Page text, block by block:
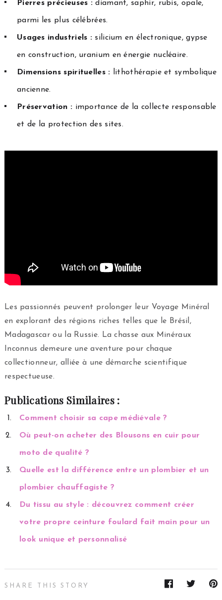
Pierres précieuses : diamant, saphir, rubis, opale,
parmi les plus célébrées.
Usages industriels : silicium en électronique, gypse
en construction, uranium en énergie nucléaire.
Dimensions spirituelles : lithothérapie et symbolique
ancienne.
Préservation : importance de la collecte responsable
et de la protection des sites.
Les passionnés peuvent prolonger leur Voyage Minéral
en explorant des régions riches telles que le Brésil,
Madagascar ou la Russie. La chasse aux Minéraux
Inconnus demeure une aventure pour chaque
collectionneur, alliée à une démarche scientifique
respectueuse.
Publications Similaires :
Comment choisir sa cape médiévale ?
Où peut-on acheter des Blousons en cuir pour
moto de qualité ?
Quelle est la différence entre un plombier et un
plombier chauffagiste ?
Du tissu au style : découvrez comment créer
votre propre ceinture foulard fait main pour un
look unique et personnalisé
SHARE THIS STORY